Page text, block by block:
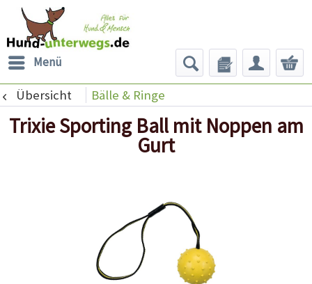
Menü
Übersicht Bälle & Ringe
Trixie Sporting Ball mit Noppen am
Gurt